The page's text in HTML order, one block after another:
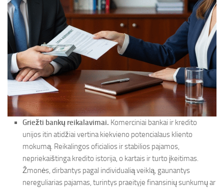
Griežti bankų reikalavimai. Komerciniai bankai ir kredito
unijos itin atidžiai vertina kiekvieno potencialaus kliento
mokumą. Reikalingos oficialios ir stabilios pajamos,
nepriekaištinga kredito istorija, o kartais ir turto įkeitimas.
Žmonės, dirbantys pagal individualią veiklą, gaunantys
nereguliarias pajamas, turintys praeityje finansinių sunkumų ar